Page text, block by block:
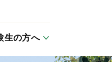
生の方へ